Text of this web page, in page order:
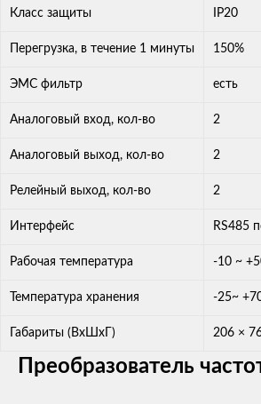
Класс защиты IP20
Перегрузка, в течение 1 минуты 150%
ЭМС фильтр есть
Аналоговый вход, кол-во 2
Аналоговый выход, кол-во 2
Релейный выход, кол-во 2
Интерфейс RS485
Рабочая температура -10 ~
Температура хранения -25~
Габариты (ВхШхГ) 206 ×
Преобразователь